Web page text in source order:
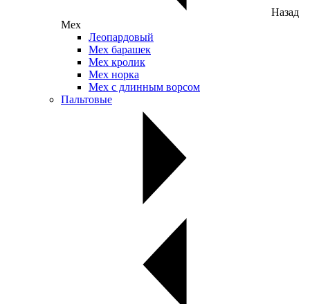
Назад
Мех
Леопардовый
Мех барашек
Мех кролик
Мех норка
Мех с длинным ворсом
Пальтовые